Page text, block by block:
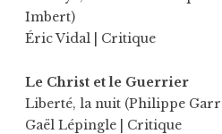
Imbert)
Éric Vidal | Critique
Le Christ et le Guerrier
Liberté, la nuit (Philippe
Gaël Lépingle | Critique